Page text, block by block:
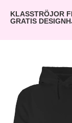
KLASSTRÖJOR
GRATIS